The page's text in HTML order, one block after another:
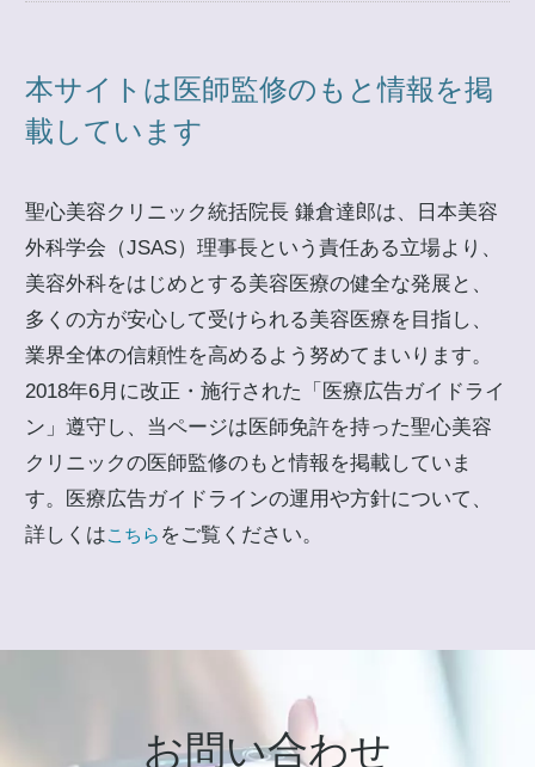
本サイトは医師監修のもと情報を掲
載しています
聖心美容クリニック統括院長 鎌倉達郎は、日本美容
外科学会（JSAS）理事長という責任ある立場より、
美容外科をはじめとする美容医療の健全な発展と、
多くの方が安心して受けられる美容医療を目指し、
業界全体の信頼性を高めるよう努めてまいります。
2018年6月に改正・施行された「医療広告ガイドライ
ン」遵守し、当ページは医師免許を持った聖心美容
クリニックの医師監修のもと情報を掲載していま
す。医療広告ガイドラインの運用や方針について、
詳しくはこちら をご覧ください。
お問い合わせ